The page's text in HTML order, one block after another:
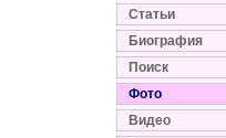
Статьи
Биография
Поиск
Фото
Видео